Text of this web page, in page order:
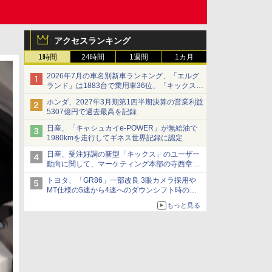
アクセスランキング
1時間 24時間 1週間 1カ月
2026年7月の車名別新車ランキング、「エルグ
ランド」は1883台で乗用車36位、「キックス」
は2591台で27位に
ホンダ、2027年3月期第1四半期決算の営業利益
5307億円で過去最高を記録
日産、「キャシュカイe-POWER」が無給油で
1980kmを走行してギネス世界記録に認定
日産、受注好調の新型「キックス」のユーザー
動向に関して、マーケティング本部の寺西章氏
が解説
トヨタ、「GR86」一部改良 3眼カメラ採用や
MT仕様の5速から4速へのダウンシフト時の操
もっと見る